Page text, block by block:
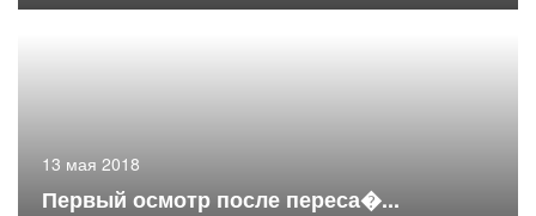
13 мая 2018
Первый осмотр после переса�...